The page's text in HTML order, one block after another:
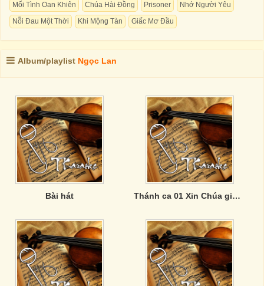
Mối Tình Oan Khiên
Chúa Hài Đồng Prisoner
Nhớ Người Yêu
Nỗi Đau Một Thời
Khi Mộng Tàn Giấc Mơ Đầu
Album/playlist Ngọc Lan
Bài hát Thánh ca 01 Xin Chúa giữ gìn con